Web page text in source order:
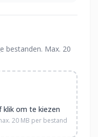
bestanden. Max. 20
klik om te kiezen
20 MB per bestand